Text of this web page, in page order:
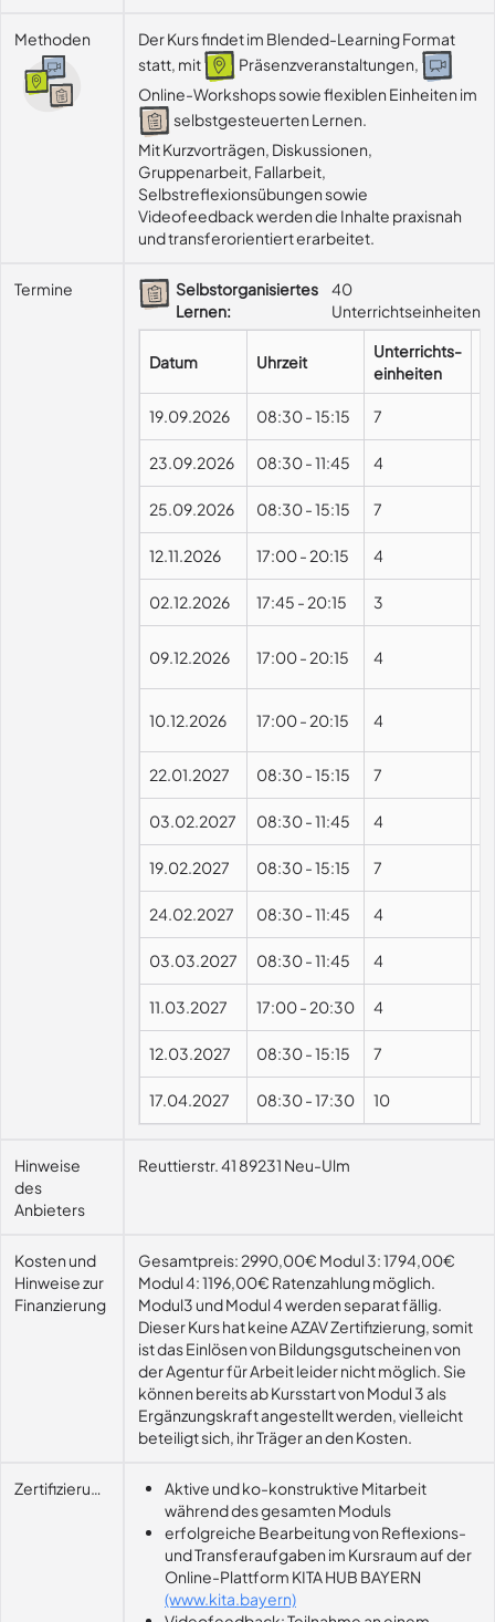
Methoden
Der Kurs findet im Blended-Learning Format
statt, mit
Präsenzveranstaltungen,
Online-Workshops sowie flexiblen Einheiten im
selbstgesteuerten Lernen.
Mit Kurzvorträgen, Diskussionen,
Gruppenarbeit, Fallarbeit,
Selbstreflexionsübungen sowie
Videofeedback werden die Inhalte praxisnah
und transferorientiert erarbeitet.
Termine
Selbstorganisiertes
Lernen:
40
Unterrichtseinheiten
Datum Uhrzeit
Unterrichts-
einheiten
19.09.2026 08:30-15:15 7
23.09.2026 08:30-11:45 4
25.09.2026 08:30-15:15 7
12.11.2026 17:00- 20:15 4
02.12.2026 17:45 - 20:15 3
09.12.2026 17:00- 20:15 4
10.12.2026 17:00- 20:15 4
22.01.2027 08:30-15:15 7
03.02.2027 08:30-11:45 4
19.02.2027 08:30-15:15 7
24.02.2027 08:30-11:45 4
03.03.2027 08:30-11:45 4
11.03.2027 17:00- 20:30 4
12.03.2027 08:30-15:15 7
17.04.2027 08:30-17:30 10
Hinweise
des
Anbieters
Reuttierstr. 41 89231 Neu-Ulm
Kosten und
Hinweise zur
Finanzierung
Gesamtpreis: 2990,00€ Modul 3: 1794,00€
Modul 4: 1196,00€ Ratenzahlung möglich.
Modul3 und Modul 4 werden separat fällig.
Dieser Kurs hat keine AZAV Zertifizierung, somit
ist das Einlösen von Bildungsgutscheinen von
der Agentur für Arbeit leider nicht möglich. Sie
können bereits ab Kursstart von Modul 3 als
Ergänzungskraft angestellt werden, vielleicht
beteiligt sich, ihr Träger an den Kosten.
ZertifizierungsvoraussetzungAktive und ko-konstruktive Mitarbeit
während des gesamten Moduls
erfolgreiche Bearbeitung von Reflexions-
und Transferaufgaben im Kursraum auf der
Online-Plattform KITA HUB BAYERN
(www.kita.bayern)